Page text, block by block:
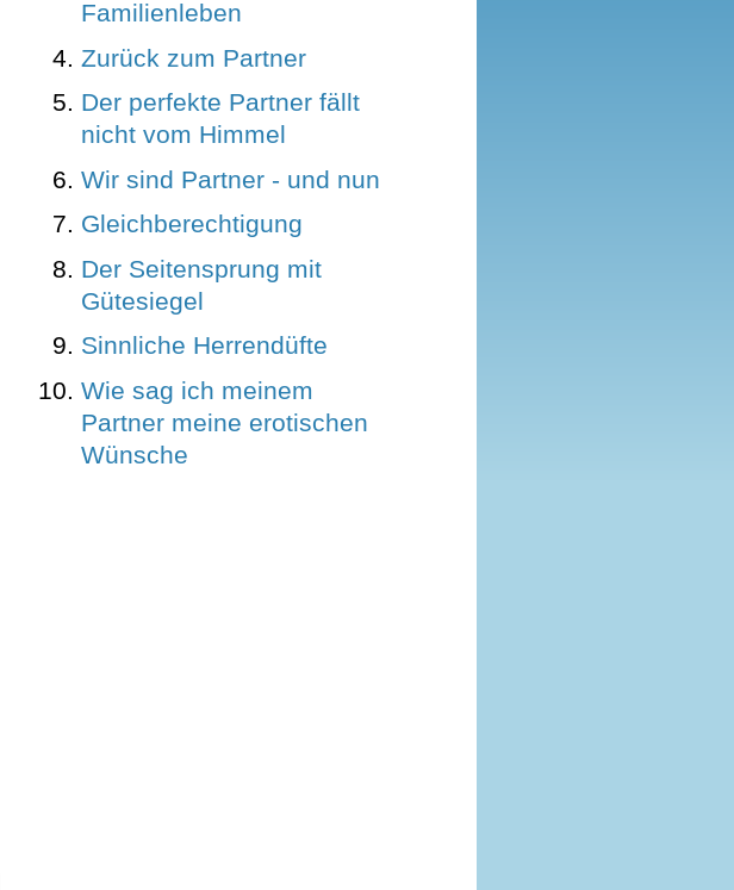
Familienleben
Zurück zum Partner
Der perfekte Partner fällt
nicht vom Himmel
Wir sind Partner - und nun
Gleichberechtigung
Der Seitensprung mit
Gütesiegel
Sinnliche Herrendüfte
Wie sag ich meinem
Partner meine erotischen
Wünsche